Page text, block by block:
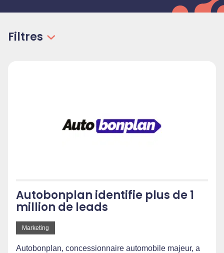
Filtres
Autobonplan identifie plus de 1
million de leads
Marketing
Autobonplan, concessionnaire automobile majeur, a